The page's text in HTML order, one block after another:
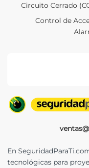
En
tecnológicas para
Circuito Cerrado
Control de